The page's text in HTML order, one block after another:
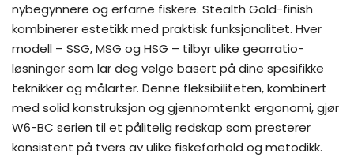
nybegynnere og erfarne fiskere. Stealth Gold-finish
kombinerer estetikk med praktisk funksjonalitet. Hver
modell – SSG, MSG og HSG – tilbyr ulike gearratio-
løsninger som lar deg velge basert på dine spesifikke
teknikker og målarter. Denne fleksibiliteten, kombinert
med solid konstruksjon og gjennomtenkt ergonomi, gjør
W6-BC serien til et pålitelig redskap som presterer
konsistent på tvers av ulike fiskeforhold og metodikk.